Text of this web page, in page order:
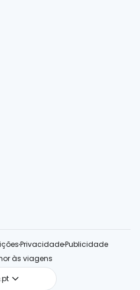
PrivacidadePublicidade
às viagens